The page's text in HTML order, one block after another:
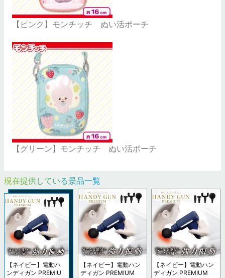
【ピンク】モンチッチ ぬい活ポーチ
【グリーン】モンチッチ ぬい活ポーチ
現在提供している景品一覧
【ネイビー】電動ハ
ンディガン PREMIU
【ネイビー】電動ハン
ディガン PREMIUM
【ネイビー】電動ハン
ディガン PREMIUM